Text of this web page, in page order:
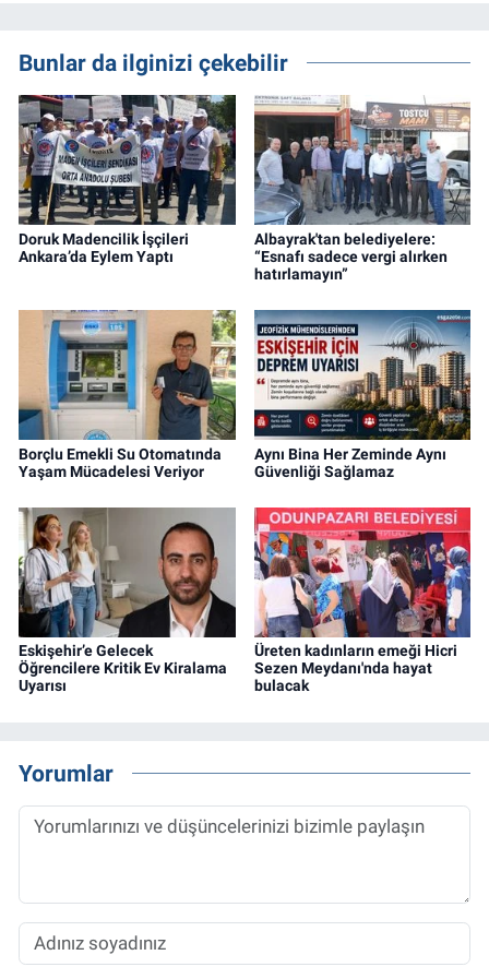
Bunlar da ilginizi çekebilir
Doruk Madencilik İşçileri
Ankara’da Eylem Yaptı
Albayrak'tan belediyelere:
“Esnafı sadece vergi alırken
hatırlamayın”
Borçlu Emekli Su Otomatında
Yaşam Mücadelesi Veriyor
Aynı Bina Her Zeminde Aynı
Güvenliği Sağlamaz
Eskişehir’e Gelecek
Öğrencilere Kritik Ev Kiralama
Uyarısı
Üreten kadınların emeği Hicri
Sezen Meydanı'nda hayat
bulacak
Yorumlar